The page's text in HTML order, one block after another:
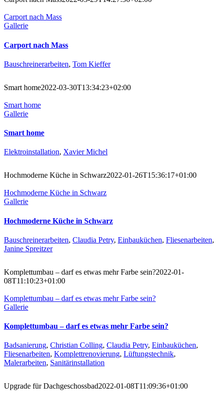
Carport nach Mass
Gallerie
Carport nach Mass
Bauschreinerarbeiten, Tom Kieffer
Smart home2022-03-30T13:34:23+02:00
Smart home
Gallerie
Smart home
Elektroinstallation, Xavier Michel
Hochmoderne Küche in Schwarz2022-01-26T15:36:17+01:00
Hochmoderne Küche in Schwarz
Gallerie
Hochmoderne Küche in Schwarz
Bauschreinerarbeiten, Claudia Petry, Einbauküchen, Fliesenarbeiten,
Janine Spreitzer
Komplettumbau – darf es etwas mehr Farbe sein?2022-01-
08T11:10:23+01:00
Komplettumbau – darf es etwas mehr Farbe sein?
Gallerie
Komplettumbau – darf es etwas mehr Farbe sein?
Badsanierung, Christian Colling, Claudia Petry, Einbauküchen,
Fliesenarbeiten, Komplettrenovierung, Lüftungstechnik,
Malerarbeiten, Sanitärinstallation
Upgrade für Dachgeschossbad2022-01-08T11:09:36+01:00